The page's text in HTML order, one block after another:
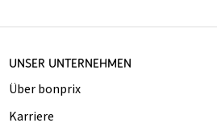
UNSER UNTERNEHMEN
Über bonprix
Karriere